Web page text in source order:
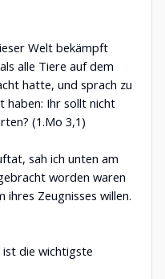
Welt bekämpft
alle Tiere auf dem
hatte, und sprach zu
haben: Ihr sollt nicht
(1.Mo 3,1)
sah ich unten am
worden waren
Zeugnisses willen.
die wichtigste